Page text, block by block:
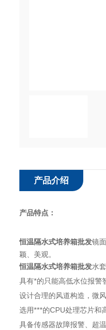
产品介绍
产品特点：
恒温隔水式培养箱批发镜
颖、美观。
恒温隔水式培养箱批发水
具有*的只能高低水位报警
设计合理的风道构造，微
选用***的CPU处理芯片和
具备传感器故障报警、超